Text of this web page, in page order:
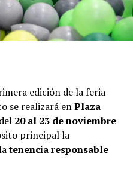
edición de la feria
se realizará enPlaza
20 al 23 de noviembre
principal la
tenencia responsable